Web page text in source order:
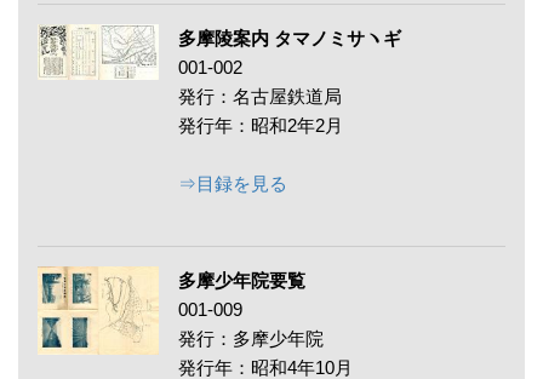
多摩陵案内 タマノミサヽギ
001-002
発行：名古屋鉄道局
発行年：昭和2年2月
⇒目録を見る
多摩少年院要覧
001-009
発行：多摩少年院
発行年：昭和4年10月